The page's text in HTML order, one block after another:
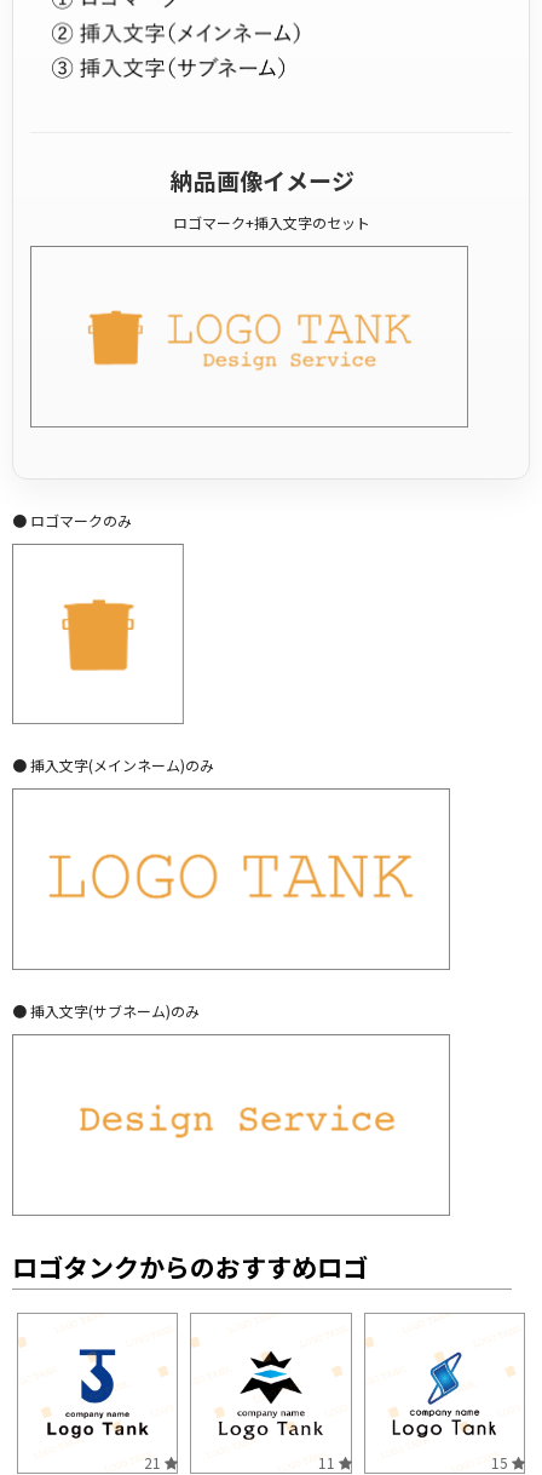
納品画像イメージ
ロゴマーク+挿入文字のセット
● ロゴマークのみ
● 挿入文字(メインネーム)のみ
● 挿入文字(サブネーム)のみ
ロゴタンクからのおすすめロゴ
21 11 15